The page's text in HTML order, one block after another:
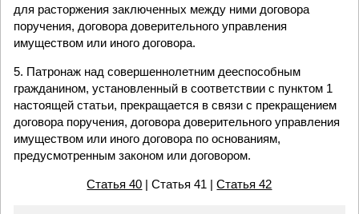
для расторжения заключенных между ними договора
поручения, договора доверительного управления
имуществом или иного договора.
5. Патронаж над совершеннолетним дееспособным
гражданином, установленный в соответствии с пунктом 1
настоящей статьи, прекращается в связи с прекращением
договора поручения, договора доверительного управления
имуществом или иного договора по основаниям,
предусмотренным законом или договором.
Статья 40 | Статья 41 |Статья 42